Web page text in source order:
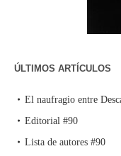
ÚLTIMOS ARTÍCULOS
El naufragio entre
Editorial #90
Lista de autores #90